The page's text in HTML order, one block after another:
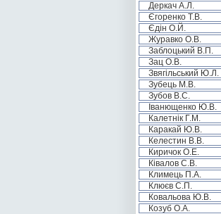
Деркач А.Л.
Єгоренко Т.В.
Єдін О.Й.
Журавко О.В.
Заблоцький В.П.
Зац О.В.
Звягільський Ю.Л.
Зубець М.В.
Зубов В.С.
Іванющенко Ю.В.
Калетнік Г.М.
Каракай Ю.В.
Келестин В.В.
Киричок О.Е.
Ківалов С.В.
Климець П.А.
Клюєв С.П.
Ковальова Ю.В.
Козуб О.А.